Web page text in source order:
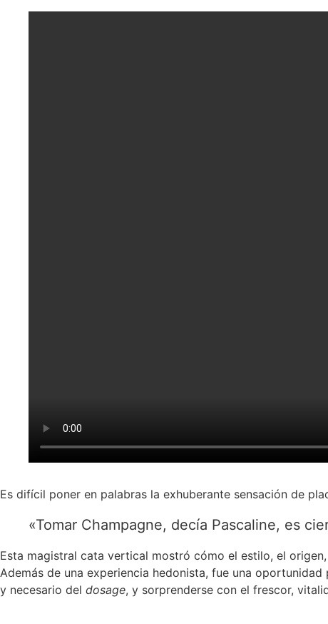
Es difícil poner en palabras la exhuberante sensación de
«Tomar Champagne, decía Pascaline, es
Esta magistral cata vertical mostró cómo el estilo, el
Además de una experiencia hedonista, fue una
y necesario del dosage, y sorprenderse con el frescor,